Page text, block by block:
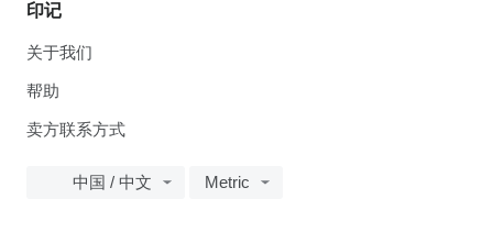
印记
关于我们
帮助
卖方联系方式
中国 / 中文 Metric